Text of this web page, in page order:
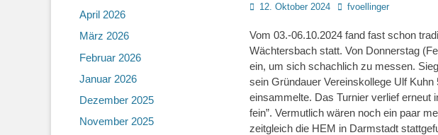
Posted
12. Oktober 2024 Autorfvoellinger
Vom 03.-06.10.2024 fand fast schon
Wächtersbach statt. Von Donnerstag
ein, um sich schachlich zu messen.
sein Gründauer Vereinskollege Ulf
einsammelte. Das Turnier verlief erneut
fein”. Vermutlich wären noch ein paar
zeitgleich die HEM in Darmstadt
April 2026
März 2026
Februar 2026
Januar 2026
Dezember 2025
November 2025